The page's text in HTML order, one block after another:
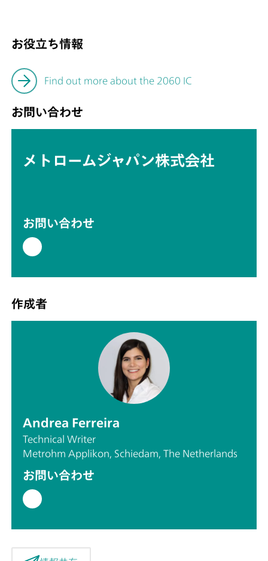
お役立ち情報
Find out more about the 2060 IC
お問い合わせ
メトロームジャパン株式会社
お問い合わせ
作成者
Andrea Ferreira
Technical Writer
Metrohm Applikon, Schiedam, The Netherlands
お問い合わせ